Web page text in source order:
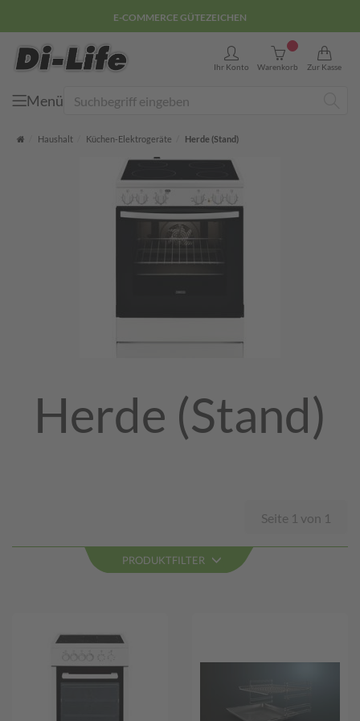
E-COMMERCE GÜTEZEICHEN
Ihr Konto Warenkorb
0
Zur Kasse
Menü
Startseite
Haushalt Küchen-Elektrogeräte Herde (Stand)
Herde (Stand)
Seite 1 von 1
PRODUKTFILTER